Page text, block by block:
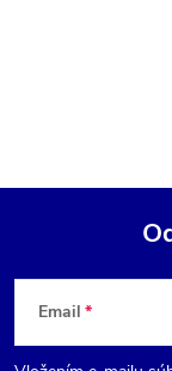
Z
p
Email